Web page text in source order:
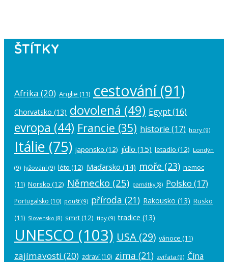
ŠTÍTKY
Afrika (20) Anglie (11) cestování(91)
Chorvatsko (13) dovolená (49) Egypt(16)
evropa (44) Francie (35) historie (17) hory (9)
Itálie (75) japonsko (12) jídlo (15) letadlo (12) Londýn
(9) lyžování (9) léto (12) Maďarsko (14) moře (23) nemoc
(11) Norsko (12) Německo (25) památky(8) Polsko (17)
Portugalsko (10) poušť(9) příroda (21) Rakousko (13) Rusko
(11) Slovensko (8) smrt(12) tipy (9) tradice (13)
UNESCO (103) USA (29) vánoce (11)
zajímavosti (20) zdraví (10) zima (21) zvířata (9) Čína